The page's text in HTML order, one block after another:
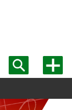
Mostrar
buscadormás